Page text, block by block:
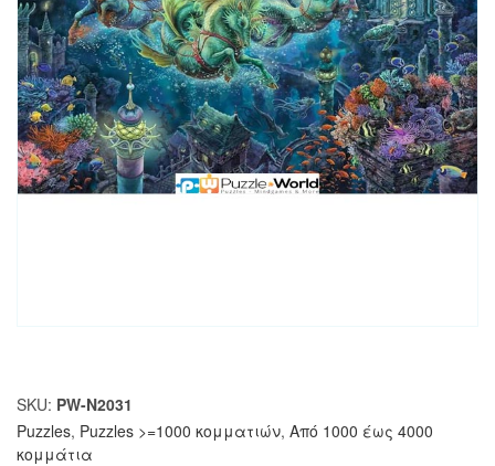
SKU: PW-N2031
Puzzles, Puzzles >=1000 κομματιών, Από 1000 έως 4000
κομμάτια